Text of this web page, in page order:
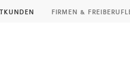
firmen &